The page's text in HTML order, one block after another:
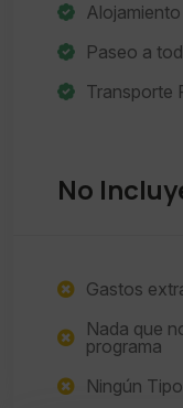
Paseo a
Transporte
No
Gastos
Nada que
programa
Ningún